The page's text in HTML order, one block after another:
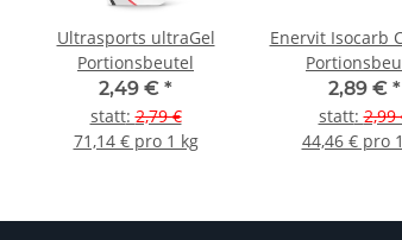
Ultrasports ultraGel
Portionsbeutel
2,49 € *
statt:2,79 €
71,14 € pro 1 kg
Enervit Isocarb
2,89 € *
statt:2,99
44,46 € pro